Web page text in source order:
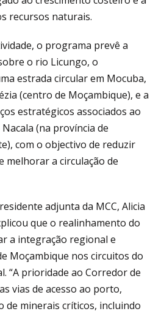
recursos naturais.
o programa prevê a
o rio Licungo, o
estrada circular em Mocuba,
(centro de Moçambique), e a
estratégicos associados ao
(na província de
com o objectivo de reduzir
melhorar a circulação de
adjunta da MCC, Alicia
que o realinhamento do
a integração regional e
Moçambique nos circuitos do
“A prioridade ao Corredor de
vias de acesso ao porto,
de minerais críticos, incluindo